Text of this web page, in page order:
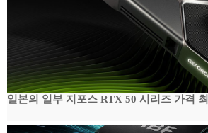
일본의 일부 지포스 RTX 50 시리즈 가격